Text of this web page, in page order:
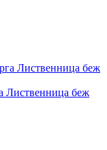
Лиственница беж